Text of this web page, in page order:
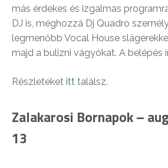
más érdekes és izgalmas
DJ is, méghozzá Dj Quadro
legmenőbb Vocal House
majd a bulizni vágyókat. A belépés
Részleteket itt találsz.
Zalakarosi Bornapok –
13